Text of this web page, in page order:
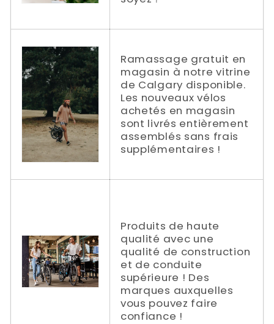
Ramassage gratuit en
magasin à notre vitrine
de Calgary disponible.
Les nouveaux vélos
achetés en magasin
sont livrés entièrement
assemblés sans frais
supplémentaires !
Produits de haute
qualité avec une
qualité de construction
et de conduite
supérieure ! Des
marques auxquelles
vous pouvez faire
confiance !